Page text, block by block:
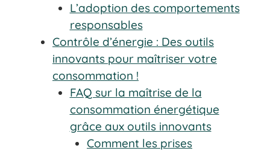
L’adoption des comportements
responsables
Contrôle d’énergie : Des outils
innovants pour maîtriser votre
consommation !
FAQ sur la maîtrise de la
consommation énergétique
grâce aux outils innovants
Comment les prises